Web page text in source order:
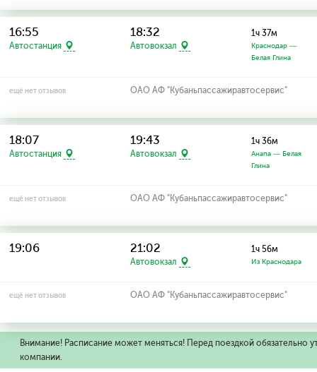
16:55
Автостанция
18:32
Автовокзал
1ч 37м
Краснодар —
Белая Глина
ещё нет отзывов ОАО АФ "Кубаньпассажиравтосервис"
18:07
Автостанция
19:43
Автовокзал
1ч 36м
Анапа — Белая
Глина
ещё нет отзывов ОАО АФ "Кубаньпассажиравтосервис"
19:06 21:02
Автовокзал
1ч 56м
Из Краснодара
ещё нет отзывов ОАО АФ "Кубаньпассажиравтосервис"
Внимание! Расписание может меняться! Перед поездкой обязательно
компании.